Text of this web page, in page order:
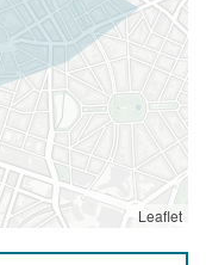
Leaflet